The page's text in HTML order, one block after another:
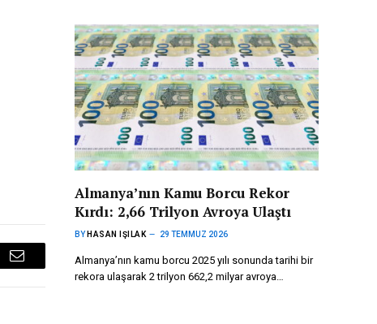
Email
Almanya’nın Kamu Borcu Rekor
Kırdı: 2,66 Trilyon Avroya Ulaştı
BY HASAN IŞILAK 29 TEMMUZ 2026
Almanya’nın kamu borcu 2025 yılı sonunda tarihi bir
rekora ulaşarak 2 trilyon 662,2 milyar avroya…